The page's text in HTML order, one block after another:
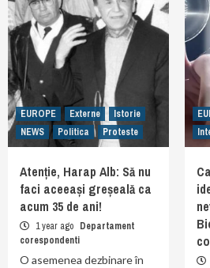
EUROPE Externe
Istorie
NEWS
Politica Proteste
Atenție, Harap Alb: Să nu
faci aceeași greșeală ca
acum 35 de ani!
1 year ago Departament
corespondenti
O asemenea dezbinare în